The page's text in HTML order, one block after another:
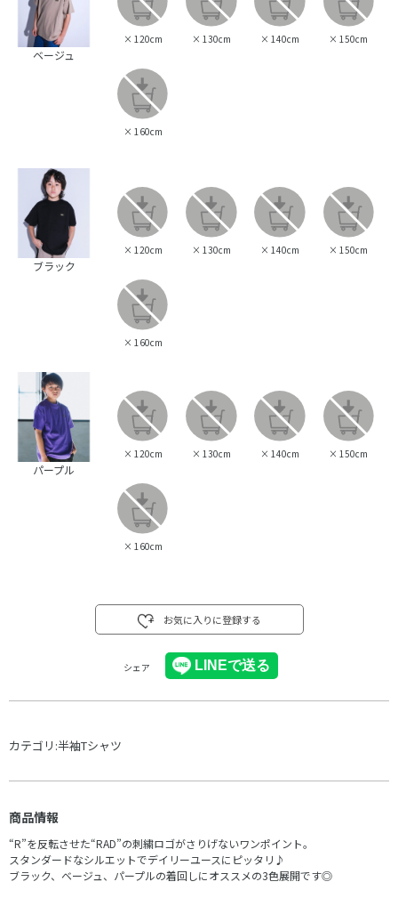
ベージュ
× 120cm × 130cm × 140cm × 150cm
× 160cm
ブラック
× 120cm × 130cm × 140cm × 150cm
× 160cm
パープル
× 120cm × 130cm × 140cm × 150cm
× 160cm
お気に入りに登録する
シェア
カテゴリ:半袖Tシャツ
商品情報
“R”を反転させた“RAD”の刺繍ロゴがさりげないワンポイント。
スタンダードなシルエットでデイリーユースにピッタリ♪
ブラック、ベージュ、パープルの着回しにオススメの3色展開です◎